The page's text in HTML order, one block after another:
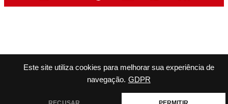
Este site utiliza cookies para melhorar sua experiência de
navegação. GDPR